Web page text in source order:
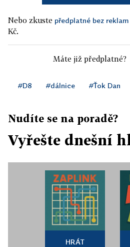
Nebo zkuste předplatné bez
Kč.
Máte již předplatné?
#D8 #dálnice #Ťok Dan
Nudíte se na poradě?
Vyřešte dnešní
HRÁT